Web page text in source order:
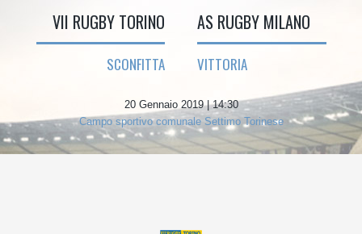
VII RUGBY TORINO
SCONFITTA
AS RUGBY MILANO
VITTORIA
20 Gennaio 2019 | 14:30
Campo sportivo comunale Settimo Torinese